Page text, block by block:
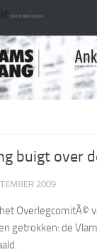
buigt over
2009
OverlegcomitÃ©
getrokken: de